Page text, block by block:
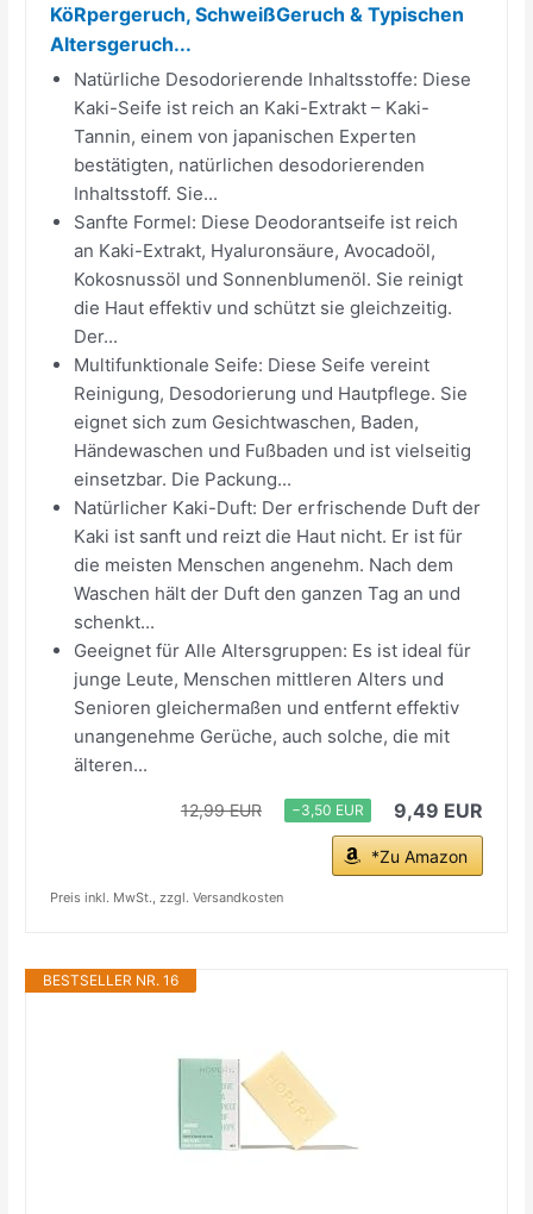
KöRpergeruch, SchweißGeruch & Typischen
Altersgeruch...
Natürliche Desodorierende Inhaltsstoffe: Diese
Kaki-Seife ist reich an Kaki-Extrakt – Kaki-
Tannin, einem von japanischen Experten
bestätigten, natürlichen desodorierenden
Inhaltsstoff. Sie...
Sanfte Formel: Diese Deodorantseife ist reich
an Kaki-Extrakt, Hyaluronsäure, Avocadoöl,
Kokosnussöl und Sonnenblumenöl. Sie reinigt
die Haut effektiv und schützt sie gleichzeitig.
Der...
Multifunktionale Seife: Diese Seife vereint
Reinigung, Desodorierung und Hautpflege. Sie
eignet sich zum Gesichtwaschen, Baden,
Händewaschen und Fußbaden und ist vielseitig
einsetzbar. Die Packung...
Natürlicher Kaki-Duft: Der erfrischende Duft der
Kaki ist sanft und reizt die Haut nicht. Er ist für
die meisten Menschen angenehm. Nach dem
Waschen hält der Duft den ganzen Tag an und
schenkt...
Geeignet für Alle Altersgruppen: Es ist ideal für
junge Leute, Menschen mittleren Alters und
Senioren gleichermaßen und entfernt effektiv
unangenehme Gerüche, auch solche, die mit
älteren...
12,99 EUR −3,50 EUR 9,49 EUR
*Zu Amazon
Preis inkl. MwSt., zzgl. Versandkosten
BESTSELLER NR. 16